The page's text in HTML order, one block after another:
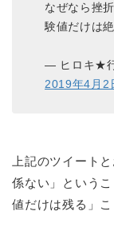
なぜなら挫
験値だけは
— ヒロキ★
2019年4月2
上記のツイート
係ない」という
値だけは残る」こ